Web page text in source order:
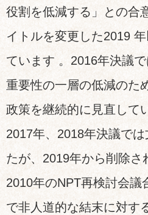
役割を低減する」との合
イトルを変更した2019
ています 。2016年決議
重要性の一層の低減のた
政策を継続的に見直して
2017年、2018年決議で
たが、2019年から削除
2010年のNPT再検討会
で非人道的な結末に対す